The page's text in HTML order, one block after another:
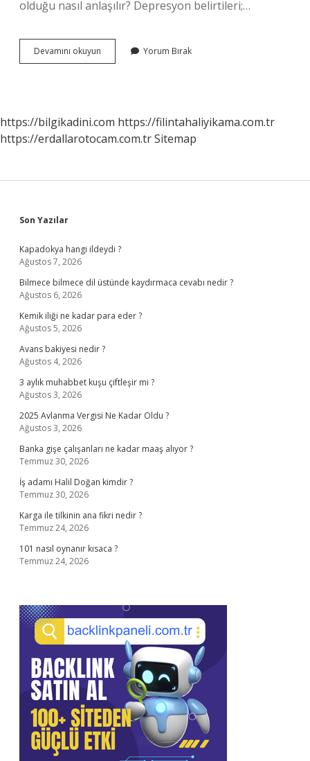
olduğu nasıl anlaşılır? Depresyon belirtileri;…
Devamını okuyun Kedilerde
Ataksi
Yorum Bırak
https://bilgikadini.com https://filintahaliyikama.com.tr
https://erdallarotocam.com.trSitemap
Sidebar
Son Yazılar
Kapadokya hangi ildeydi ?
Ağustos 7, 2026
Bilmece bilmece dil üstünde kaydırmaca cevabı nedir ?
Ağustos 6, 2026
Kemik iliği ne kadar para eder ?
Ağustos 5, 2026
Avans bakiyesi nedir ?
Ağustos 4, 2026
3 aylık muhabbet kuşu çiftleşir mi ?
Ağustos 3, 2026
2025 Avlanma Vergisi Ne Kadar Oldu ?
Ağustos 3, 2026
Banka gişe çalışanları ne kadar maaş alıyor ?
Temmuz 30, 2026
İş adamı Halil Doğan kimdir ?
Temmuz 30, 2026
Karga ile tilkinin ana fikri nedir ?
Temmuz 24, 2026
101 nasıl oynanır kısaca ?
Temmuz 24, 2026